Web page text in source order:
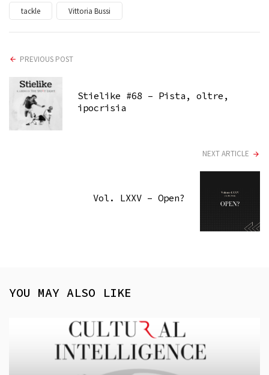
tackle Vittoria Bussi
PREVIOUS POST
Stielike #68 – Pista, oltre,
ipocrisia
NEXT ARTICLE
Vol. LXXV – Open?
YOU MAY ALSO LIKE